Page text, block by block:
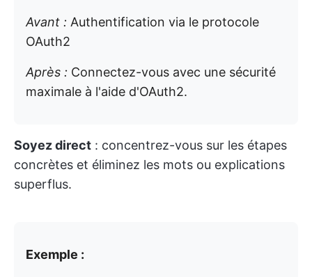
Avant : Authentification via le protocole
OAuth2
Après : Connectez-vous avec une sécurité
maximale à l'aide d'OAuth2.
Soyez direct : concentrez-vous sur les étapes
concrètes et éliminez les mots ou explications
superflus.
Exemple :